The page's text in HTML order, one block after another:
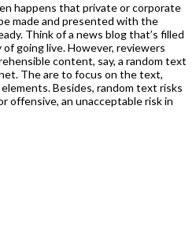
happens that private or corporate
made and presented with the
Think of a news blog that’s filled
going live. However, reviewers
content, say, a random text
The are to focus on the text,
Besides, random text risks
offensive, an unacceptable risk in